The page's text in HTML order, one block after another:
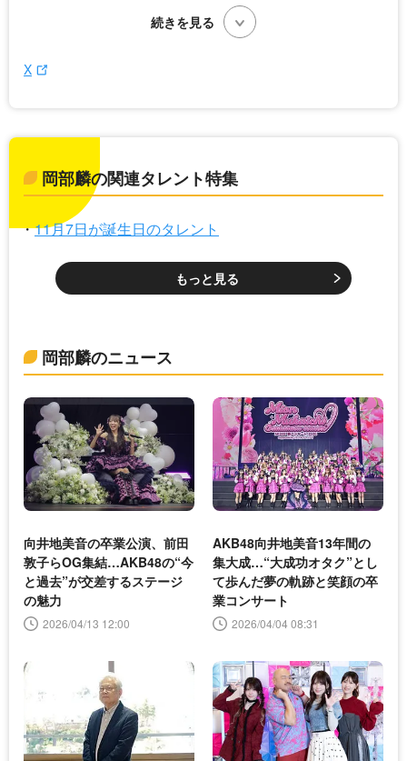
X
岡部麟の関連タレント特集
11月7日が誕生日のタレント
もっと見る
岡部麟のニュース
向井地美音の卒業公演、前田
敦子らOG集結…AKB48の“今
と過去”が交差するステージ
の魅力
2026/04/13 12:00
AKB48向井地美音13年間の
集大成…“大成功オタク”とし
て歩んだ夢の軌跡と笑顔の卒
業コンサート
2026/04/04 08:31